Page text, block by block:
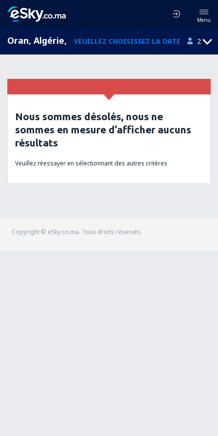
Menu
Oran, Algérie, VEUILLEZ CHOISISSEZ LA DATE 2
Nous sommes désolés, nous ne
sommes en mesure d’afficher aucuns
résultats
Veuillez réessayer en sélectionnant des autres critères
Copyright © eSky.co.ma. Tous droits réservés.